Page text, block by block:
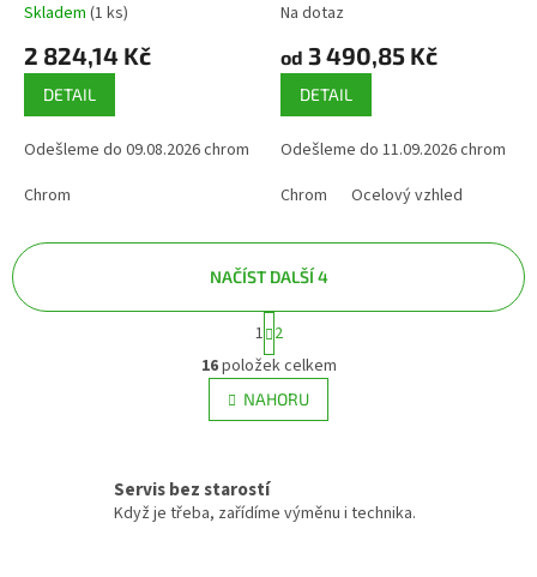
Skladem (1 ks)
2 824,14 Kč
DETAIL
Odešleme do 09.08.2026 chrom
Chrom
Na dotaz
od 3 490,85 Kč
DETAIL
Odešleme do 11.09.2026 chrom
Chrom
Ocelový vzhled
O
v
l
á
c
í
p
NAČÍST DALŠÍ 4
t
r
á
n
k
á
n
í
1 2
16položek celkem
NAHORU
Servis bez starostí
Když je třeba, zařídíme výměnu i technika.